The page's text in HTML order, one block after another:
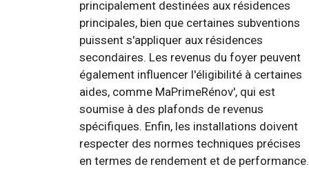
principalement destinées aux résidences
principales, bien que certaines subventions
puissent s'appliquer aux résidences
secondaires. Les revenus du foyer peuvent
également influencer l'éligibilité à certaines
aides, comme MaPrimeRénov', qui est
soumise à des plafonds de revenus
spécifiques. Enfin, les installations doivent
respecter des normes techniques précises
en termes de rendement et de performance.